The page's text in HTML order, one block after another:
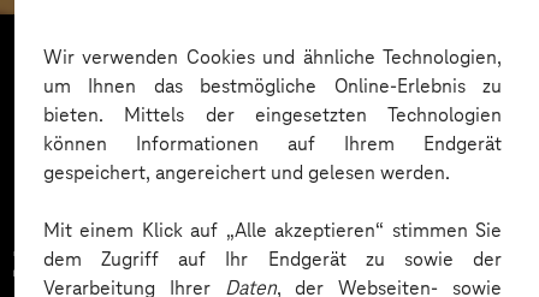
Wir verwenden Cookies und ähnliche Technologien,
um Ihnen das bestmögliche Online-Erlebnis zu
bieten. Mittels der eingesetzten Technologien
können Informationen auf Ihrem Endgerät
gespeichert, angereichert und gelesen werden.
Mit einem Klick auf „Alle akzeptieren“ stimmen Sie
dem Zugriff auf Ihr Endgerät zu sowie der
Verarbeitung Ihrer Daten, der Webseiten- sowie
Mehr laden
Zahlreiche Unternehmen